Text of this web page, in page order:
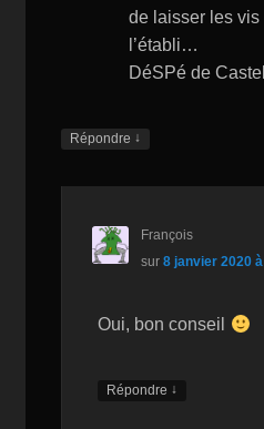
de laisser les
l’établi…
DéSPé de
Répondre ↓
François
sur 8 janvier 2020
Oui, bon conseil
Répondre ↓